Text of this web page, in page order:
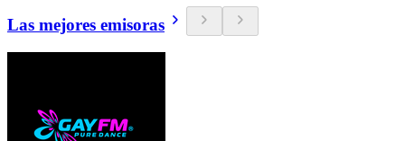
Las mejores emisoras